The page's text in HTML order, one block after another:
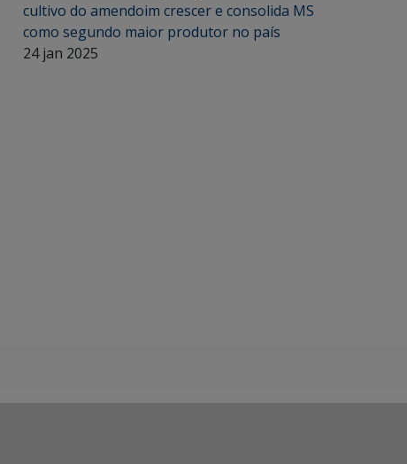
cultivo do amendoim crescer e consolida MS
como segundo maior produtor no país
24 jan 2025